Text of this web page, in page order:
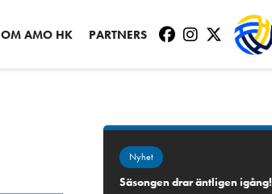
OM AMO HK PARTNERS
Nyhet
Säsongen drar äntligen igång!